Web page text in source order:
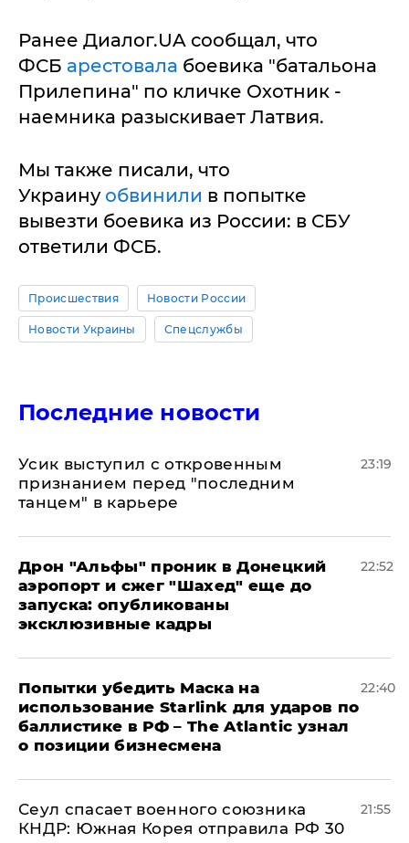
Ранее Диалог.UA сообщал, что
ФСБ арестовала боевика "батальона
Прилепина" по кличке Охотник -
наемника разыскивает Латвия.
Мы также писали, что
Украину обвинили в попытке
вывезти боевика из России: в СБУ
ответили ФСБ.
Происшествия Новости России
Новости Украины Спецслужбы
Последние новости
Усик выступил с откровенным
признанием перед "последним
танцем" в карьере
23:19
Дрон "Альфы" проник в Донецкий
аэропорт и сжег "Шахед" еще до
запуска: опубликованы
эксклюзивные кадры
22:52
Попытки убедить Маска на
использование Starlink для ударов по
баллистике в РФ – The Atlantic узнал
о позиции бизнесмена
22:40
​Сеул спасает военного союзника
КНДР: Южная Корея отправила РФ 30
21:55